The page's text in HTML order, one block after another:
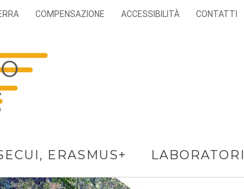
COMPENSAZIONE ACCESSIBILITÀ CONTATTI
ERASMUS+ LABORATORI